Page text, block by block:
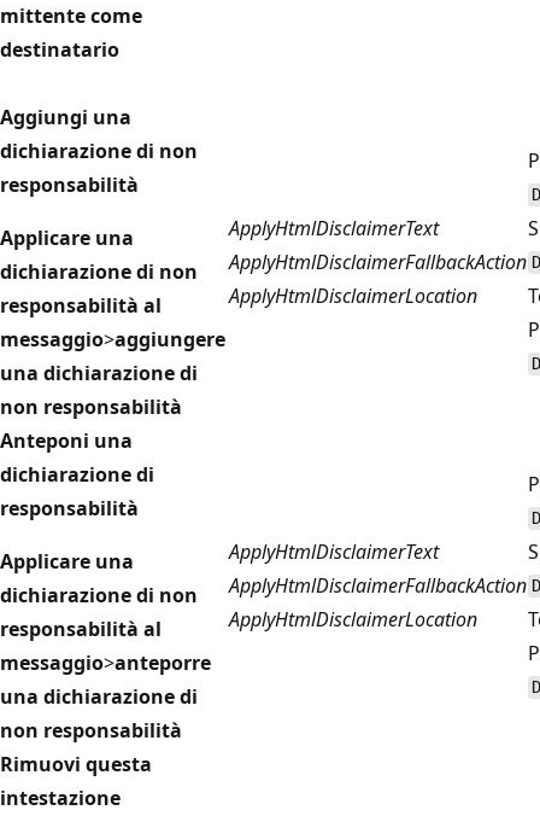
mittente come
destinatario
Aggiungi una
dichiarazione di non
responsabilità
Applicare una
dichiarazione di non
responsabilità al
messaggio>aggiungere
una dichiarazione di
non responsabilità
ApplyHtmlDisclaimerText
ApplyHtmlDisclaimerFallbackAction
ApplyHtmlDisclaimerLocation
Anteponi una
dichiarazione di
responsabilità
Applicare una
dichiarazione di non
responsabilità al
messaggio>anteporre
una dichiarazione di
non responsabilità
ApplyHtmlDisclaimerText
ApplyHtmlDisclaimerFallbackAction
ApplyHtmlDisclaimerLocation
Rimuovi questa
intestazione